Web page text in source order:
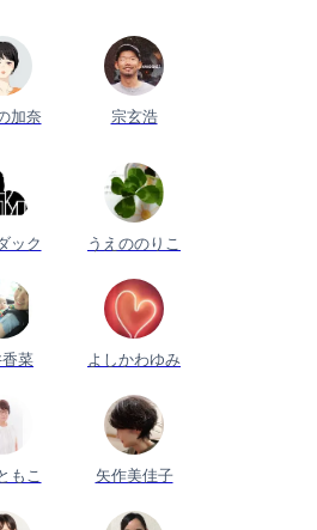
加奈 宗玄浩
ック うえののりこ
菜 よしかわゆみ
もこ 矢作美佳子